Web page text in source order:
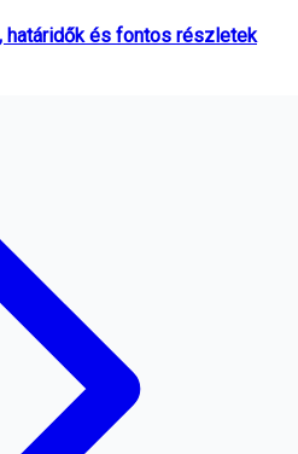
határidők és fontos részletek